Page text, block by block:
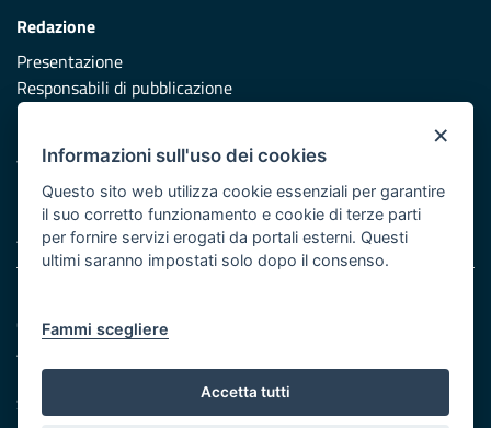
Redazione
Presentazione
Responsabili di pubblicazione
Vai al sito di Protezione Civile Puglia
Iniziativa finanziata con risorse del POR Puglia 2014/2020 -
Asse XI
Cookie e privacy
Atti di notifica
Feed RSS
Servizi Intranet
×
Informazioni sull'uso dei cookies
Questo sito web utilizza cookie essenziali per garantire
il suo corretto funzionamento e cookie di terze parti
per fornire servizi erogati da portali esterni. Questi
ultimi saranno impostati solo dopo il consenso.
Fammi scegliere
Accetta tutti